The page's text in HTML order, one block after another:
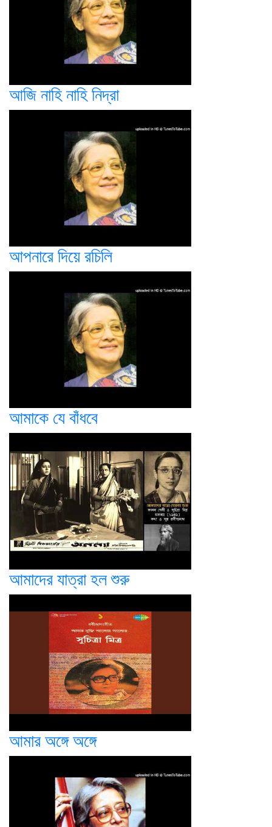
আজি নাহি নাহি নিদ্রা
আপনারে দিয়ে রচিলি
আমাকে যে বাঁধবে
আমাদের যাত্রা হল শুরু
আমার অঙ্গে অঙ্গে